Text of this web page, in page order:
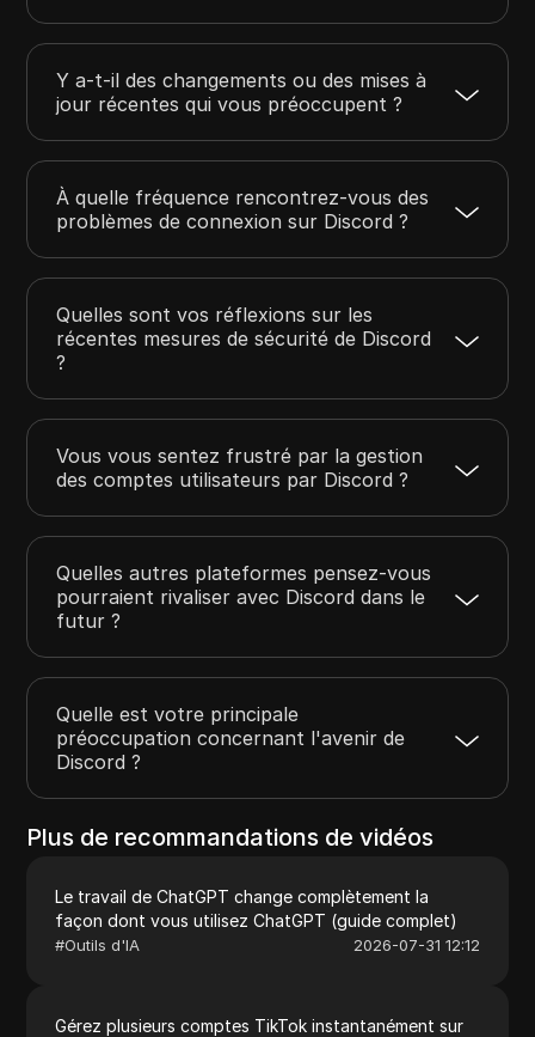
Y a-t-il des changements ou des mises à
jour récentes qui vous préoccupent ?
À quelle fréquence rencontrez-vous des
problèmes de connexion sur Discord ?
Quelles sont vos réflexions sur les
récentes mesures de sécurité de Discord
?
Vous vous sentez frustré par la gestion
des comptes utilisateurs par Discord ?
Quelles autres plateformes pensez-vous
pourraient rivaliser avec Discord dans le
futur ?
Quelle est votre principale
préoccupation concernant l'avenir de
Discord ?
Plus de recommandations de vidéos
Le travail de ChatGPT change complètement la
façon dont vous utilisez ChatGPT (guide complet)
#Outils d'IA 2026-07-31 12:12
Gérez plusieurs comptes TikTok instantanément sur